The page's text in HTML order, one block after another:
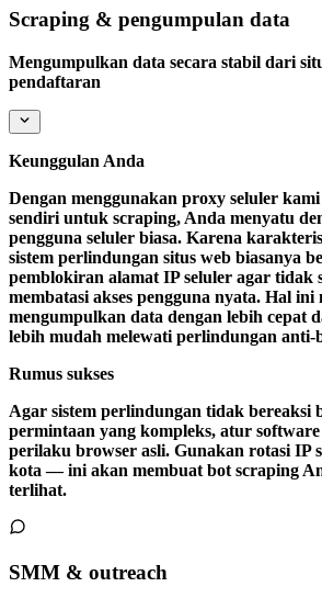
Scraping & pengumpulan data
Mengumpulkan data secara stabil dari
pendaftaran
Keunggulan Anda
Dengan menggunakan proxy seluler
sendiri untuk scraping, Anda menyatu
pengguna seluler biasa. Karena
sistem perlindungan situs web biasanya
pemblokiran alamat IP seluler agar tidak
membatasi akses pengguna nyata. Hal
mengumpulkan data dengan lebih cepat
lebih mudah melewati perlindungan
Rumus sukses
Agar sistem perlindungan tidak bereaksi
permintaan yang kompleks, atur
perilaku browser asli. Gunakan rotasi IP
kota — ini akan membuat bot scraping
terlihat.
SMM & outreach